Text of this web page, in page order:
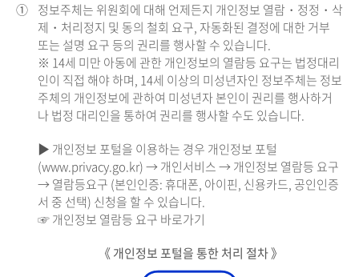
① 정보주체는 위원회에 대해 언제든지 개인정보 열람・정정・삭
제・처리정지 및 동의 철회 요구, 자동화된 결정에 대한 거부
또는 설명 요구 등의 권리를 행사할 수 있습니다.
※ 14세 미만 아동에 관한 개인정보의 열람등 요구는 법정대리
인이 직접 해야 하며, 14세 이상의 미성년자인 정보주체는 정보
주체의 개인정보에 관하여 미성년자 본인이 권리를 행사하거
나 법정 대리인을 통하여 권리를 행사할 수도 있습니다.
▶ 개인정보 포털을 이용하는 경우 개인정보 포털
(www.privacy.go.kr) → 개인서비스 → 개인정보 열람등 요구
→ 열람등요구 (본인인증: 휴대폰, 아이핀, 신용카드, 공인인증
서 중 선택) 신청을 할 수 있습니다.
☞ 개인정보 열람등 요구 바로가기
《 개인정보 포털을 통한 처리 절차 》